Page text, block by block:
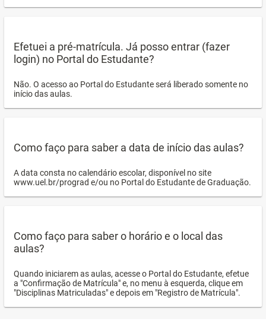
Efetuei a pré-matrícula. Já posso entrar (fazer
login) no Portal do Estudante?
Não. O acesso ao Portal do Estudante será liberado somente no
início das aulas.
Como faço para saber a data de início das aulas?
A data consta no calendário escolar, disponível no site
www.uel.br/prograd e/ou no Portal do Estudante de Graduação.
Como faço para saber o horário e o local das
aulas?
Quando iniciarem as aulas, acesse o Portal do Estudante, efetue
a "Confirmação de Matrícula" e, no menu à esquerda, clique em
"Disciplinas Matriculadas" e depois em "Registro de Matrícula".